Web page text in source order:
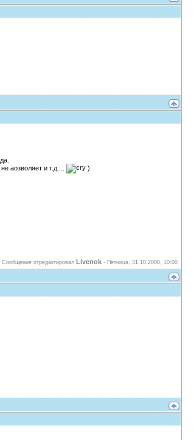
аозволяет и т.д....
)
Сообщение отредактировал Livenok - Пятница, 31.10.2008, 10:00